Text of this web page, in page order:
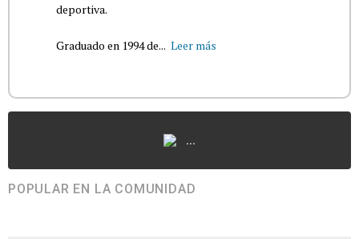
deportiva.
Graduado en 1994 de... Leer más
...
POPULAR EN LA COMUNIDAD